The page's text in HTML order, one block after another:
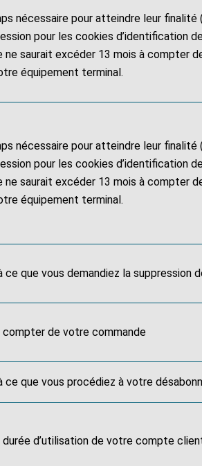
nécessaire pour atteindre leur finalité
pour les cookies d’identification
ne saurait excéder 13 mois à compter
équipement terminal.
nécessaire pour atteindre leur finalité
pour les cookies d’identification
ne saurait excéder 13 mois à compter
équipement terminal.
ce que vous demandiez la suppression
compter de votre commande
ce que vous procédiez à votre
durée d’utilisation de votre compte